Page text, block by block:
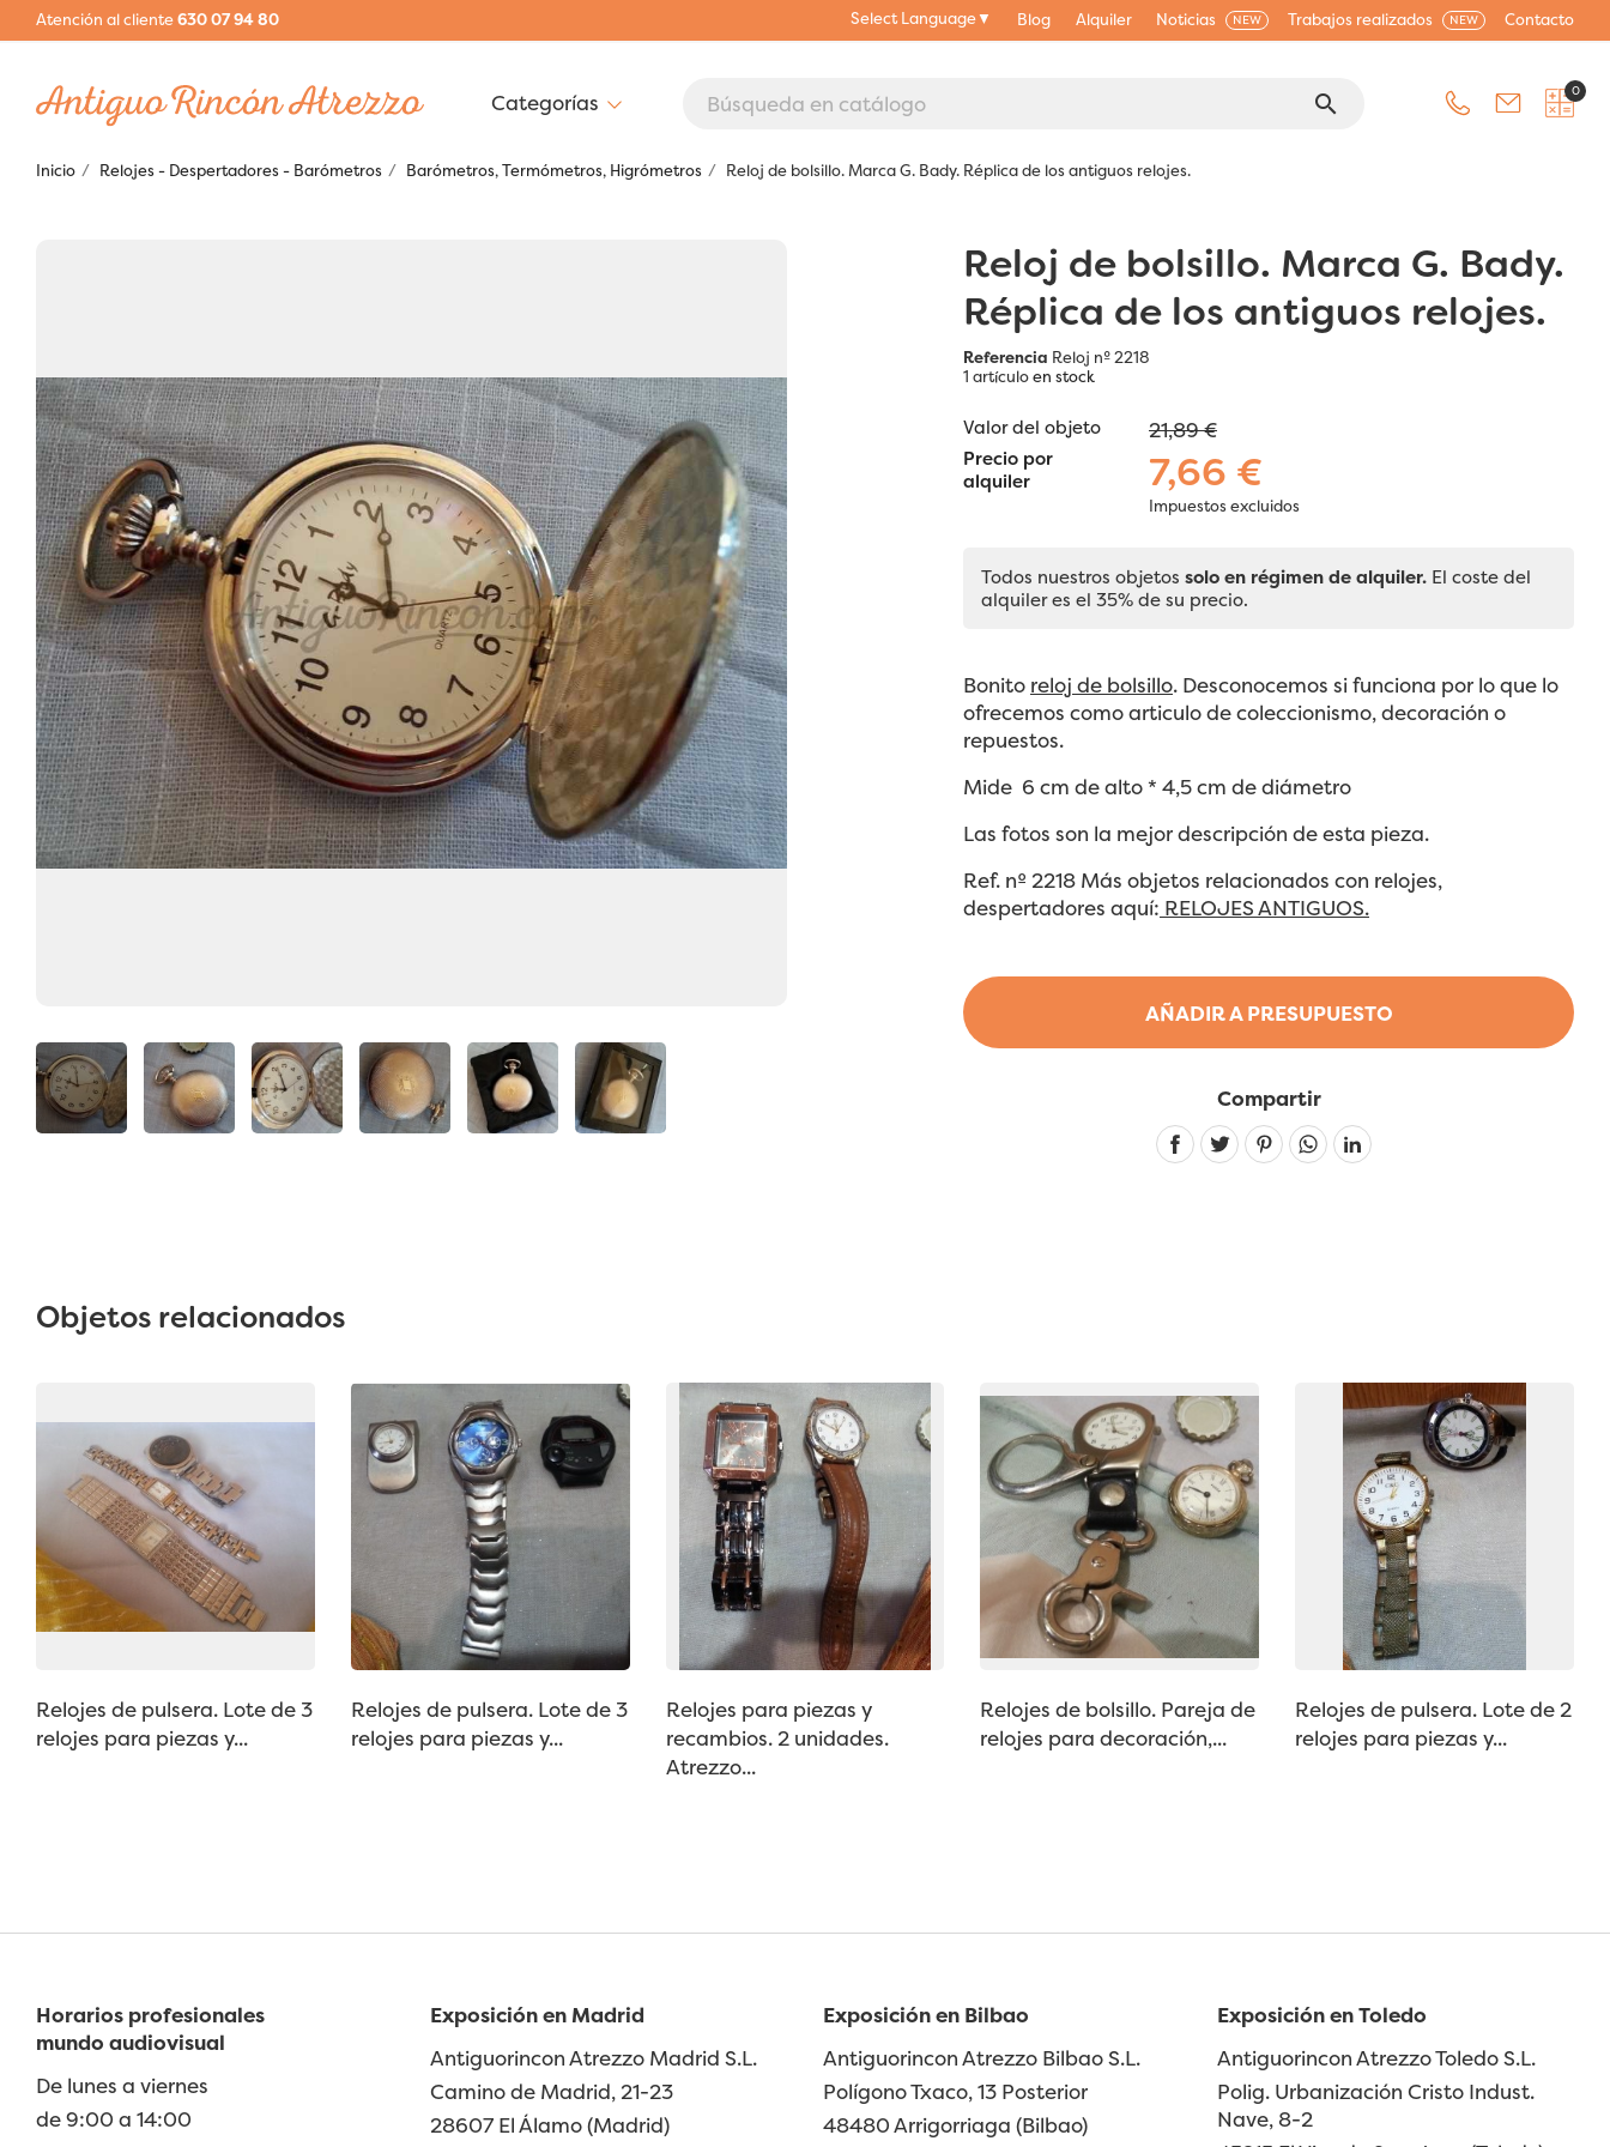
Atención al cliente630 07 94 80 Select Language▼ Blog Alquiler Noticias NEW Trabajos realizados NEW Contacto
search 0
Inicio Relojes - Despertadores - Barómetros Barómetros, Termómetros, Higrómetros Reloj de bolsillo. Marca G. Bady. Réplica de los antiguos relojes.
Reloj de bolsillo. Marca G. Bady.
Réplica de los antiguos relojes.
Referencia Reloj nº 2218
1 artículoen stock
AÑADIR A PRESUPUESTO
Valor del objeto 21,89 €
Precio por
alquiler
7,66 €
Impuestos excluidos
Todos nuestros objetos solo en régimen de alquiler. El coste del
alquiler es el 35% de su precio.
Bonito reloj de bolsillo. Desconocemos si funciona por lo que lo
ofrecemos como articulo de coleccionismo, decoración o
repuestos.
Mide 6 cm de alto * 4,5 cm de diámetro
Las fotos son la mejor descripción de esta pieza.
Ref. nº 2218 Más objetos relacionados con relojes,
despertadores aquí: RELOJES ANTIGUOS.
Compartir
Linkedin
Objetos relacionados
Relojes de pulsera. Lote de 3
relojes para piezas y...
Relojes de pulsera. Lote de 3
relojes para piezas y...
Relojes para piezas y
recambios. 2 unidades.
Atrezzo...
Relojes de bolsillo. Pareja de
relojes para decoración,...
Relojes de pulsera. Lote de 2
relojes para piezas y...
Horarios profesionales
mundo audiovisual
De lunes a viernes
de 9:00 a 14:00
Exposición en Madrid
Antiguorincon Atrezzo Madrid S.L.
Camino de Madrid, 21-23
28607 El Álamo (Madrid)
Exposición en Bilbao
Antiguorincon Atrezzo Bilbao S.L.
Polígono Txaco, 13 Posterior
48480 Arrigorriaga (Bilbao)
Exposición en Toledo
Antiguorincon Atrezzo Toledo S.L.
Polig. Urbanización Cristo Indust.
Nave, 8-2